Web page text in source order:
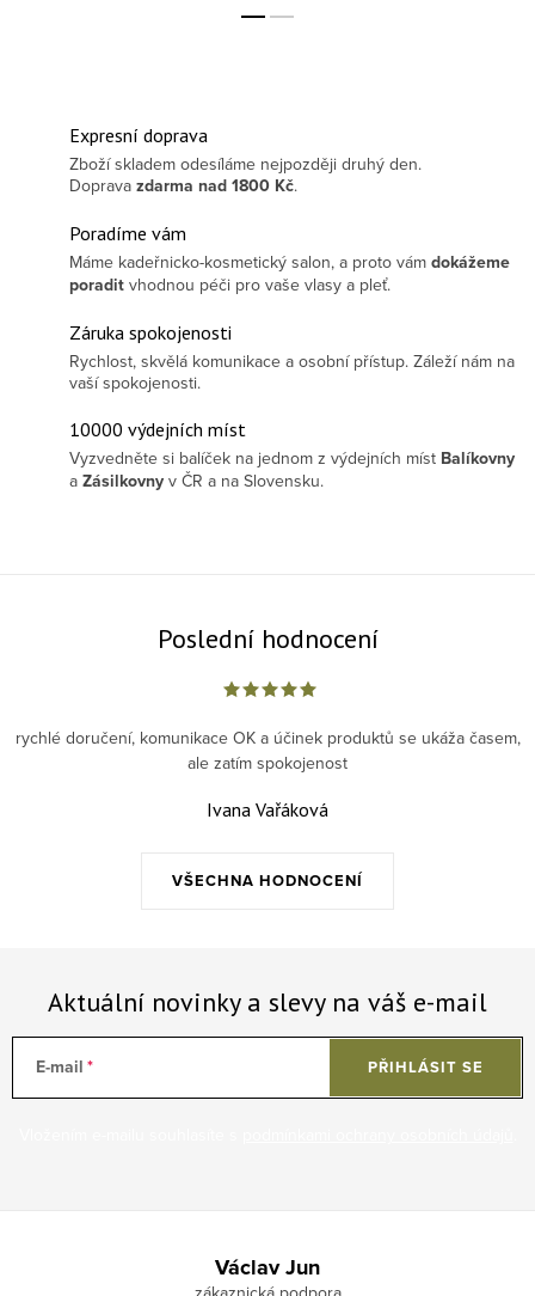
Expresní doprava
Zboží skladem odesíláme nejpozději druhý den.
Doprava zdarma nad 1800 Kč.
Poradíme vám
Máme kadeřnicko-kosmetický salon, a proto vám dokážeme
poradit vhodnou péči pro vaše vlasy a pleť.
Záruka spokojenosti
Rychlost, skvělá komunikace a osobní přístup. Záleží nám na
vaší spokojenosti.
10000 výdejních míst
Vyzvedněte si balíček na jednom z výdejních míst Balíkovny
a Zásilkovny v ČR a na Slovensku.
Poslední hodnocení
VŠECHNA HODNOCENÍ
rychlé doručení, komunikace OK a účinek produktů se ukáža časem,
ale zatím spokojenost
Ivana Vařáková
Aktuální novinky a slevy na váš e-mail
E-mail PŘIHLÁSIT SE
Václav Jun